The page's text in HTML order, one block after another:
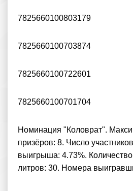
7825660100803179
7825660100703874
7825660100722601
7825660100701704
Номинация "Коловрат".
призёров: 8. Число
выигрыша: 4.73%.
литров: 30. Номера